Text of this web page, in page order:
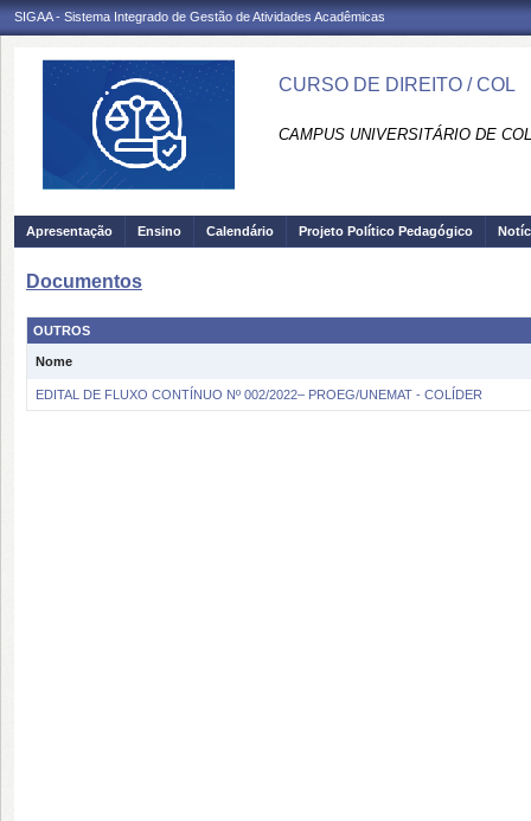
SIGAA - Sistema Integrado de Gestão de Atividades Acadêmicas
CURSO DE DIREITO / COL
CAMPUS UNIVERSITÁRIO DE
Apresentação Ensino Calendário Projeto Político Pedagógico
Documentos
OUTROS
Nome
EDITAL DE FLUXO CONTÍNUO Nº 002/2022– PROEG/UNEMAT - COLÍDER